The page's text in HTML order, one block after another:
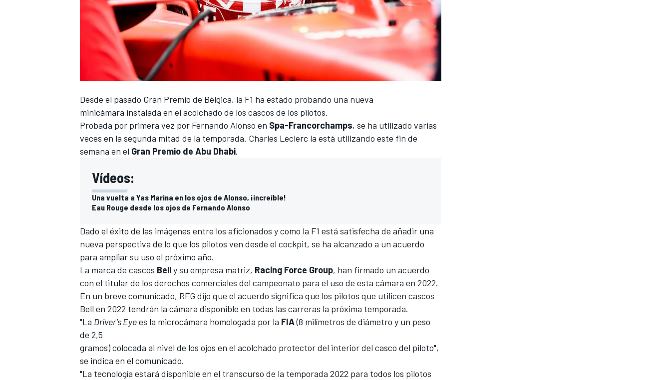
Desde el pasado Gran Premio de Bélgica, la F1 ha estado probando una nueva
minicámara instalada en el acolchado de los cascos de los pilotos.
Probada por primera vez por Fernando Alonso en Spa-Francorchamps, se ha utilizado varias
veces en la segunda mitad de la temporada. Charles Leclerc la está utilizando este fin de
semana en el Gran Premio de Abu Dhabi.
Vídeos:
Una vuelta a Yas Marina en los ojos de Alonso, ¡increíble!
Eau Rouge desde los ojos de Fernando Alonso
Dado el éxito de las imágenes entre los aficionados y como la F1 está satisfecha de añadir una
nueva perspectiva de lo que los pilotos ven desde el cockpit, se ha alcanzado a un acuerdo
para ampliar su uso el próximo año.
La marca de cascos Belly su empresa matriz, Racing Force Group, han firmado un acuerdo
con el titular de los derechos comerciales del campeonato para el uso de esta cámara en 2022.
En un breve comunicado, RFG dijo que el acuerdo significa que los pilotos que utilicen cascos
Bell en 2022 tendrán la cámara disponible en todas las carreras la próxima temporada.
"La Driver's Eyees la microcámara homologada por la FIA(8 milímetros de diámetro y un peso
de 2,5
gramos) colocada al nivel de los ojos en el acolchado protector del interior del casco del piloto",
se indica en el comunicado.
"La tecnología estará disponible en el transcurso de la temporada 2022 para todos los pilotos